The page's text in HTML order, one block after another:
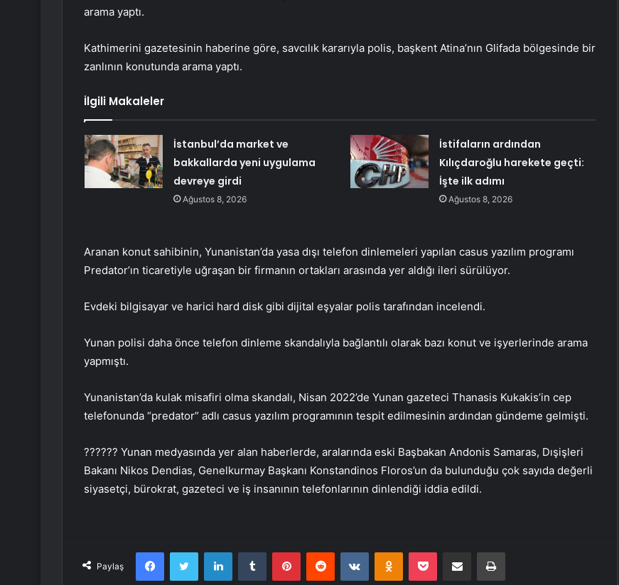
arama yaptı.
Kathimerini gazetesinin haberine göre, savcılık kararıyla polis, başkent Atina’nın Glifada bölgesinde bir
zanlının konutunda arama yaptı.
İlgili Makaleler
İstanbul’da market ve
bakkallarda yeni uygulama
devreye girdi
Ağustos 8, 2026
İstifaların ardından
Kılıçdaroğlu harekete geçti:
İşte ilk adımı
Ağustos 8, 2026
Aranan konut sahibinin, Yunanistan’da yasa dışı telefon dinlemeleri yapılan casus yazılım programı
Predator’ın ticaretiyle uğraşan bir firmanın ortakları arasında yer aldığı ileri sürülüyor.
Evdeki bilgisayar ve harici hard disk gibi dijital eşyalar polis tarafından incelendi.
Yunan polisi daha önce telefon dinleme skandalıyla bağlantılı olarak bazı konut ve işyerlerinde arama
yapmıştı.
Yunanistan’da kulak misafiri olma skandalı, Nisan 2022’de Yunan gazeteci Thanasis Kukakis’in cep
telefonunda “predator” adlı casus yazılım programının tespit edilmesinin ardından gündeme gelmişti.
?????? Yunan medyasında yer alan haberlerde, aralarında eski Başbakan Andonis Samaras, Dışişleri
Bakanı Nikos Dendias, Genelkurmay Başkanı Konstandinos Floros’un da bulunduğu çok sayıda değerli
siyasetçi, bürokrat, gazeteci ve iş insanının telefonlarının dinlendiği iddia edildi.
Paylaş
FacebookTwitter LinkedInTumblr PinterestReddit VKontakteOdnoklassniki
Pocket E-Posta ile paylaş Yazdır